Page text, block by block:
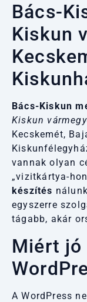
Bács-
Kiskun
Bács-Kiskun
Kiskun
Kecskemét,
vannak olyan
„vizitkártya-
készítés
egyszerre
tágabb, akár
Miért jó
A WordPress